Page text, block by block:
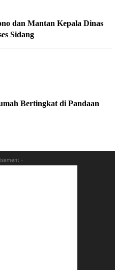
dan Mantan Kepala Dinas
Sidang
Bertingkat di Pandaan
-